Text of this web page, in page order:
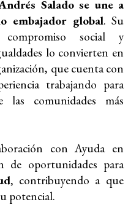
Salado se une a
embajador global. Su
social y
lo convierten en
que cuenta con
trabajando para
comunidades más
con Ayuda en
de oportunidades para
contribuyendo a que
potencial.